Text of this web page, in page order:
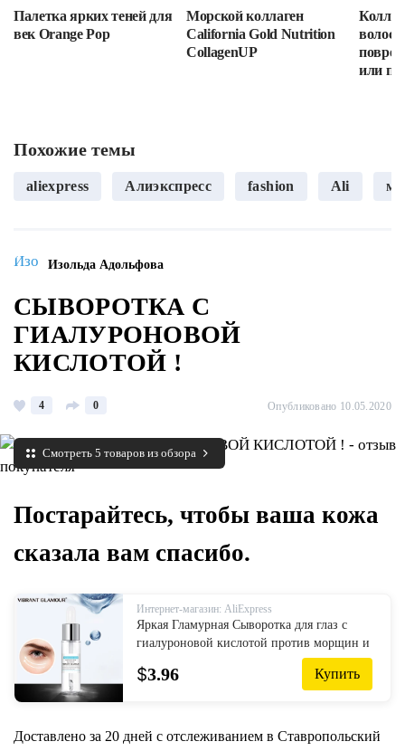
Палетка ярких теней для
век Orange Pop
Морской коллаген
California Gold Nutrition
CollagenUP
волос:
или
Похожие темы
aliexpress Алиэкспресс fashion Ali
Изольда Адольфова
СЫВОРОТКА С
ГИАЛУРОНОВОЙ
КИСЛОТОЙ !
4 0 Опубликовано 10.05.2020
Смотреть 5 товаров из обзора
Постарайтесь, чтобы ваша кожа
сказала вам спасибо.
Интернет-магазин: AliExpress
Яркая Гламурная Сыворотка для глаз с
гиалуроновой кислотой против морщин и
старения, средство для удаления темных
кругов, крем для жирных г...
$3.96 Купить
Доставлено за 20 дней с отслеживанием в Ставропольский